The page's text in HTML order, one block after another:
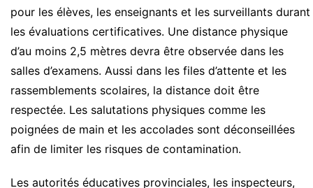
pour les élèves, les enseignants et les surveillants durant
les évaluations certificatives. Une distance physique
d’au moins 2,5 mètres devra être observée dans les
salles d’examens. Aussi dans les files d’attente et les
rassemblements scolaires, la distance doit être
respectée. Les salutations physiques comme les
poignées de main et les accolades sont déconseillées
afin de limiter les risques de contamination.
Les autorités éducatives provinciales, les inspecteurs,